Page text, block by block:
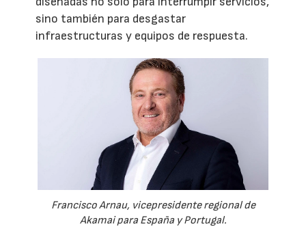
sino también para desgastar
infraestructuras y equipos de respuesta.
Francisco Arnau, vicepresidente regional de
Akamai para España y Portugal.